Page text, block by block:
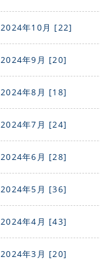
2024年10月 [22]
2024年9月 [20]
2024年8月 [18]
2024年7月 [24]
2024年6月 [28]
2024年5月 [36]
2024年4月 [43]
2024年3月 [20]